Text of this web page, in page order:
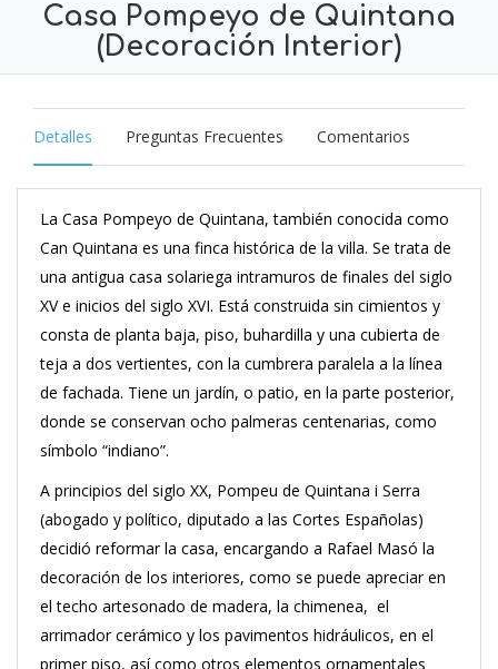
Casa Pompeyo de Quintana
(Decoración Interior)
Detalles Preguntas Frecuentes Comentarios
La Casa Pompeyo de Quintana, también conocida como
Can Quintana es una finca histórica de la villa. Se trata de
una antigua casa solariega intramuros de finales del siglo
XV e inicios del siglo XVI. Está construida sin cimientos y
consta de planta baja, piso, buhardilla y una cubierta de
teja a dos vertientes, con la cumbrera paralela a la línea
de fachada. Tiene un jardín, o patio, en la parte posterior,
donde se conservan ocho palmeras centenarias, como
símbolo “indiano”.
A principios del siglo XX, Pompeu de Quintana i Serra
(abogado y político, diputado a las Cortes Españolas)
decidió reformar la casa, encargando a Rafael Masó la
decoración de los interiores, como se puede apreciar en
el techo artesonado de madera, la chimenea, el
arrimador cerámico y los pavimentos hidráulicos, en el
primer piso, así como otros elementos ornamentales